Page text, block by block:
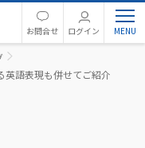
お問合せ ログイン
英語表現も併せてご紹介